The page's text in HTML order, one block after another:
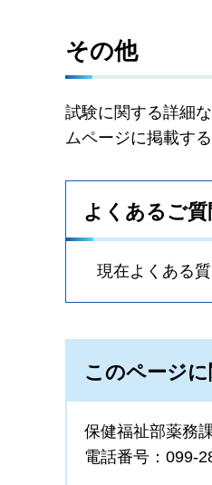
その他
試験に関する詳細
ムページに掲載する
よくあるご質
現在よくある
このページ
保健福祉部薬務
電話番号：099-